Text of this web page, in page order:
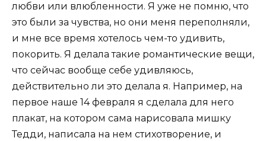
любви или влюбленности. Я уже не помню, что
это были за чувства, но они меня переполняли,
и мне все время хотелось чем-то удивить,
покорить. Я делала такие романтические вещи,
что сейчас вообще себе удивляюсь,
действительно ли это делала я. Например, на
первое наше 14 февраля я сделала для него
плакат, на котором сама нарисовала мишку
Тедди, написала на нем стихотворение, и